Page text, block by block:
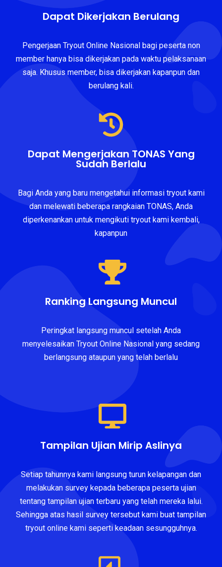
Dapat Dikerjakan Berulang
Pengerjaan Tryout Online Nasional bagi peserta non
member hanya bisa dikerjakan pada waktu pelaksanaan
saja. Khusus member, bisa dikerjakan kapanpun dan
berulang kali.
Dapat Mengerjakan TONAS Yang
Sudah Berlalu
Bagi Anda yang baru mengetahui informasi tryout kami
dan melewati beberapa rangkaian TONAS, Anda
diperkenankan untuk mengikuti tryout kami kembali,
kapanpun
Ranking Langsung Muncul
Peringkat langsung muncul setelah Anda
menyelesaikan Tryout Online Nasional yang sedang
berlangsung ataupun yang telah berlalu
Tampilan Ujian Mirip Aslinya
Setiap tahunnya kami langsung turun kelapangan dan
melakukan survey kepada beberapa peserta ujian
tentang tampilan ujian terbaru yang telah mereka lalui.
Sehingga atas hasil survey tersebut kami buat tampilan
tryout online kami seperti keadaan sesungguhnya.